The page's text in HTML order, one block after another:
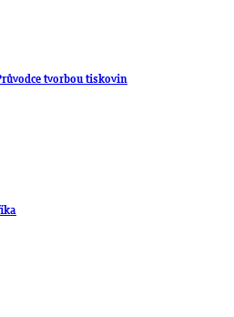
tvorbou tiskovin